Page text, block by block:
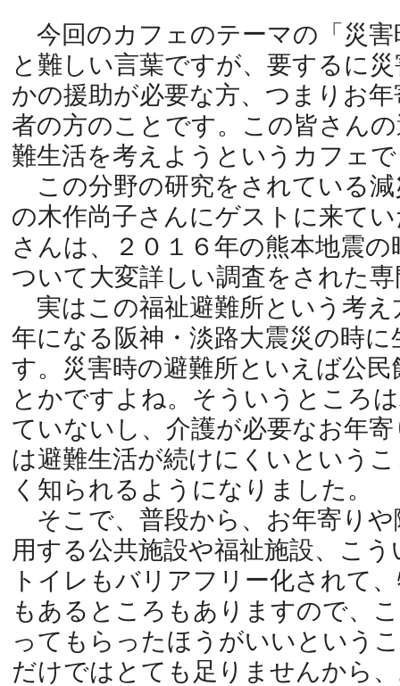
今回のカフェのテーマの「災害
と難しい言葉ですが、要するに
かの援助が必要な方、つまりお
者の方のことです。この皆さん
難生活を考えようというカフェ
この分野の研究をされている減
の木作尚子さんにゲストに来て
さんは、２０１６年の熊本地震
ついて大変詳しい調査をされた
実はこの福祉避難所という考え
年になる阪神・淡路大震災の時
す。災害時の避難所といえば公
とかですよね。そういうところ
ていないし、介護が必要なお年
は避難生活が続けにくいという
く知られるようになりました。
そこで、普段から、お年寄り
用する公共施設や福祉施設、こ
トイレもバリアフリー化されて
もあるところもありますので、
ってもらったほうがいいという
だけではとても足りませんから